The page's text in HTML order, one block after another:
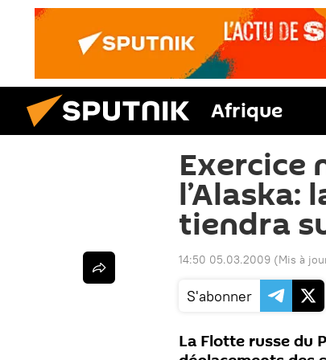
Afrique
Exercice
l’Alaska:
tiendra
14:50 05.03.2009 (Mis à
S'abonner
La Flotte russe du